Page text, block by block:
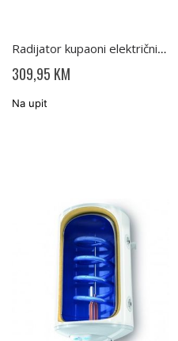
Radijator kupaoni električni 500W TH01 TESY
309,95 KM
Na upit